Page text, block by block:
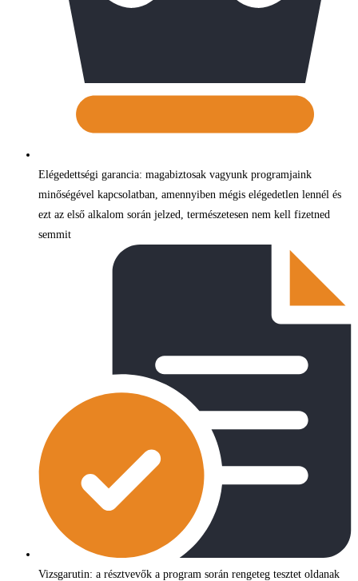
Elégedettségi garancia: magabiztosak vagyunk programjaink
minőségével kapcsolatban, amennyiben mégis elégedetlen lennél és
ezt az első alkalom során jelzed, természetesen nem kell fizetned
semmit
Vizsgarutin: a résztvevők a program során rengeteg tesztet oldanak